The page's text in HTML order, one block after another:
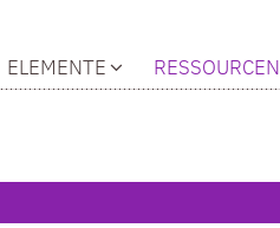
ELEMENTE RESSOURCEN